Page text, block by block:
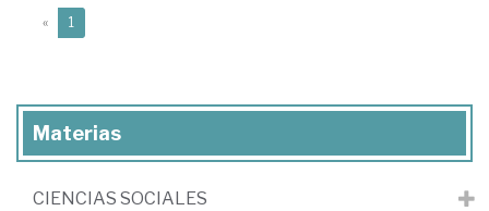
« 1
Materias
CIENCIAS SOCIALES